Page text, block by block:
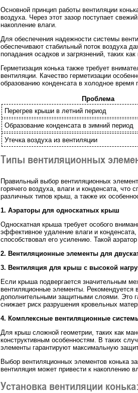
Основной принцип работы вентиляции
воздуха. Через этот зазор поступает
накопление влаги.
Для обеспечения надежности системы
обеспечивают стабильный поток воздуха
попадания осадков и загрязнений, таких
Герметизация конька также требует
вентиляции. Качество герметизации
образованию конденсата в холодное время
Проблема
Перегрев крыши в летний период
Образование конденсата в зимний период
Утечка воздуха из вентиляции
Типы вентиляционных
Правильный выбор вентиляционных
горячего воздуха, влаги и конденсата,
различных типов крыш, а также их
1. Аэраторы для односкатных крыш
Односкатная крыша требует особого
эффективное удаление влаги и
способствовал его усилению. Такой
2. Вентиляционные элементы для
3. Вентиляция для крыш с высокой
Если крыша подвергается значительным
вентиляционные элементы. Рекомендуется
дополнительными защитными слоями. Это
снижает риск разрушения кровельных
4. Комплексные вентиляционные
Для крыш сложной геометрии, таких как
конструктивным особенностям. В таких
элементы гарантируют максимальную
Выбор вентиляционных элементов конька
вентиляция может привести к накоплению
Установка вентиляции